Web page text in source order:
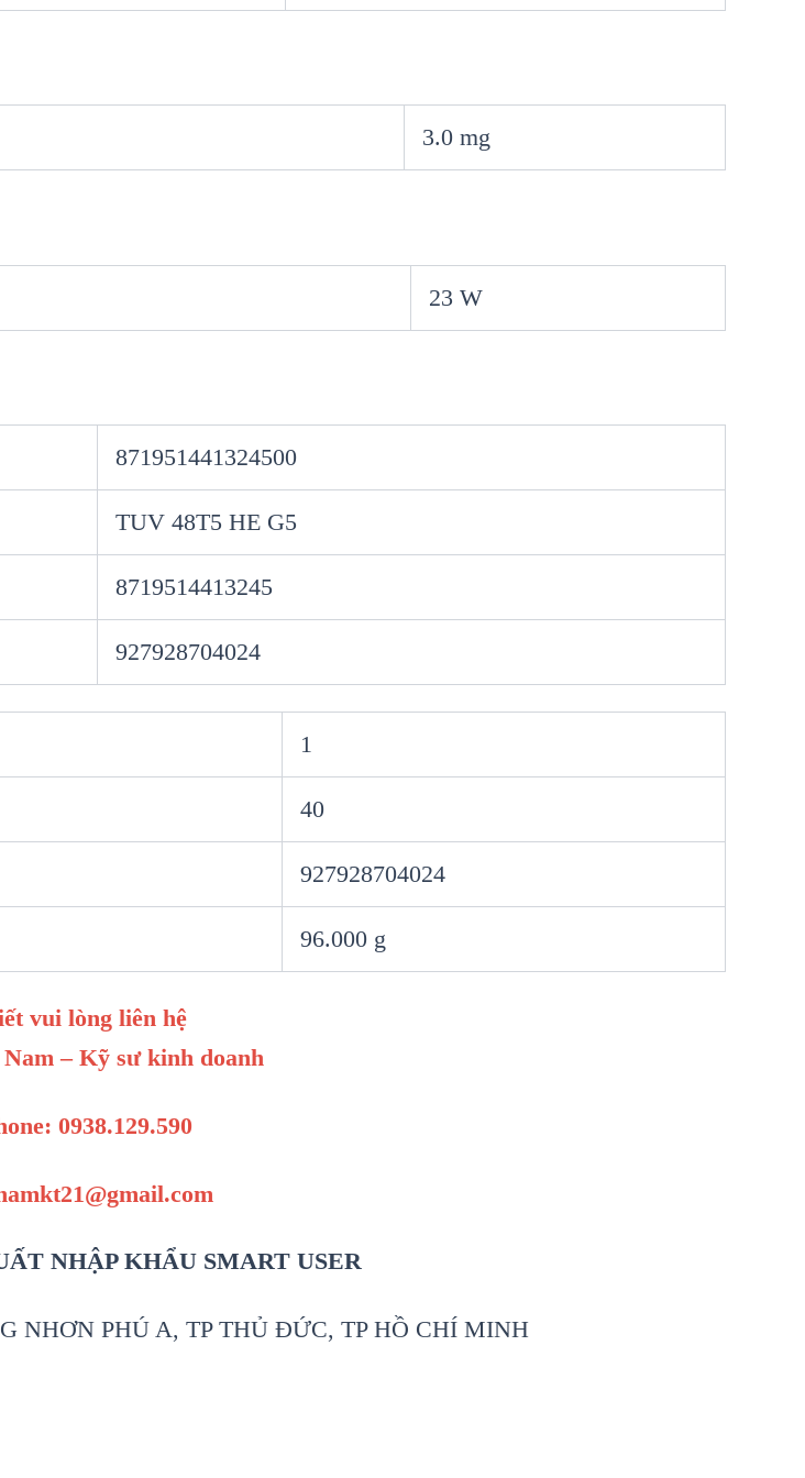
3.0 mg
23 W
871951441324500
TUV 48T5 HE G5
8719514413245
927928704024
1
40
927928704024
96.000 g
vui lòng liên hệ
– Kỹ sư kinh doanh
0938.129.590
NHẬP KHẨU SMART USER
NHƠN PHÚ A, TP THỦ ĐỨC, TP HỒ CHÍ MINH